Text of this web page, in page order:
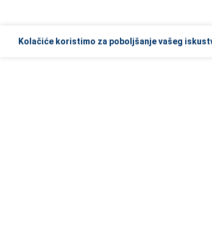
Kolačiće koristimo za poboljšanje vašeg